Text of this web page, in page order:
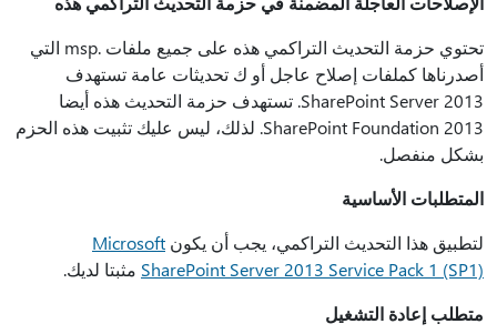
تحتوي حزمة التحديث التراكمي هذه على جميع ملفات .msp التي
أصدرناها كملفات إصلاح عاجل أو ك تحديثات عامة تستهدف
SharePoint Server 2013. تستهدف حزمة التحديث هذه أيضا
SharePoint Foundation 2013. لذلك، ليس عليك تثبيت هذه الحزم
بشكل منفصل.
المتطلبات الأساسية
لتطبيق هذا التحديث التراكمي، يجب أن يكون Microsoft
SharePoint Server 2013 Service Pack 1 (SP1) مثبتا لديك.
متطلب إعادة التشغيل